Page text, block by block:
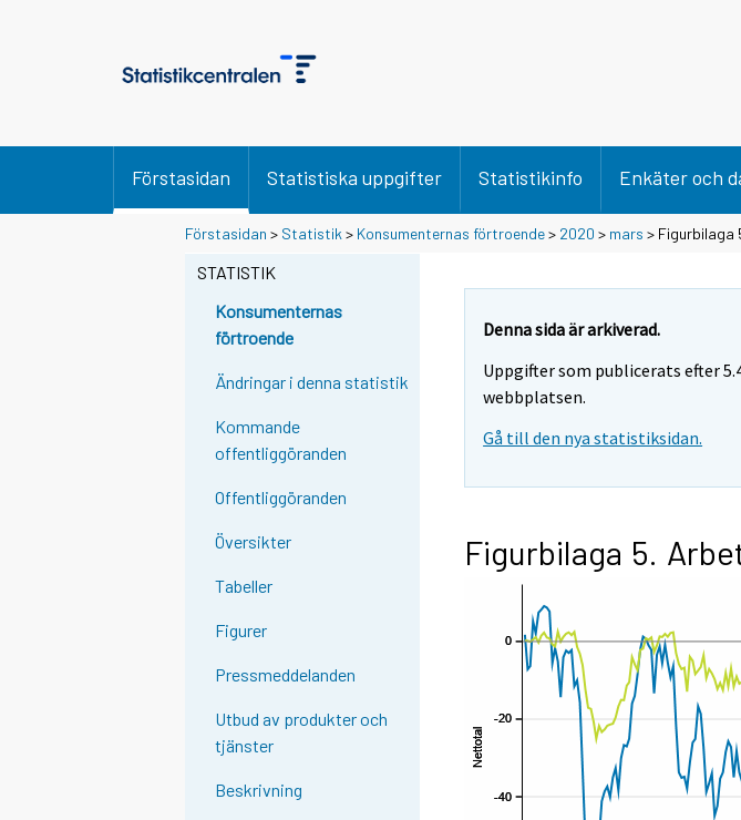
Förstasidan Statistiska uppgifter Statistikinfo Enkäter och
Förstasidan > Statistik > Konsumenternas förtroende> 2020 > mars > Figurbilaga
STATISTIK
Konsumenternas
förtroende
Ändringar i denna statistik
Kommande
offentliggöranden
Offentliggöranden
Översikter
Tabeller
Figurer
Pressmeddelanden
Utbud av produkter och
tjänster
Beskrivning
Denna sida är arkiverad.
Uppgifter som publicerats efter
webbplatsen.
Gå till den nya statistiksidan.
Figurbilaga 5.